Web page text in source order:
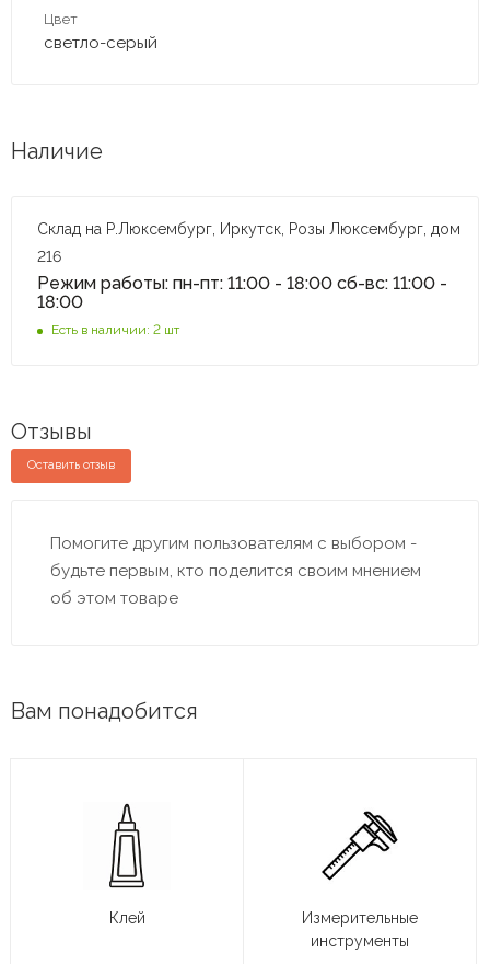
Цвет
светло-серый
Наличие
Склад на Р.Люксембург, Иркутск, Розы Люксембург, дом
216
Режим работы: пн-пт: 11:00 - 18:00 сб-вс: 11:00 -
18:00
Есть в наличии: 2 шт
Отзывы
Оставить отзыв
Помогите другим пользователям с выбором -
будьте первым, кто поделится своим мнением
об этом товаре
Вам понадобится
Клей
Измерительные
инструменты